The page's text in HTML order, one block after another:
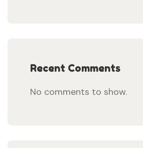
Recent Comments
No comments to show.